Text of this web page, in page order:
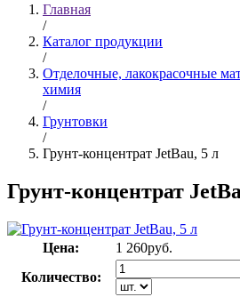
Главная
/
Каталог продукции
/
Отделочные, лакокрасочные
химия
/
Грунтовки
/
Грунт-концентрат JetBau, 5 л
Грунт-концентрат
Цена: 1 260руб.
Количество: